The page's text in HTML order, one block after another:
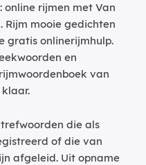
rijmen met Van
mooie gedichten
gratis onlinerijmhulp.
en
van
die als
of die van
afgeleid. Uit opname